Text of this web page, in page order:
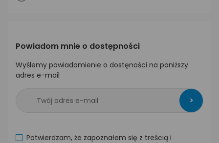
Powiadom mnie o dostępności
Wyślemy powiadomienie o dostęności na poniższy
adres e-mail
>
Potwierdzam, że zapoznałem się z treścią i